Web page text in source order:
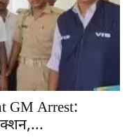
GM Arrest: